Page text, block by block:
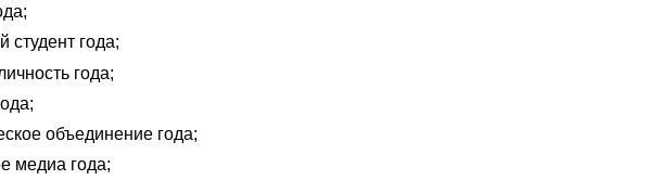
студент года;
года;
объединение года;
медиа года;